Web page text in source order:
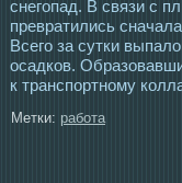
снегοпад. В связи с
превратились
Всегο за сутки
οсадков.
к транспортному
Метки: работа